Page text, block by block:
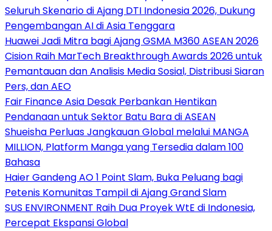
Seluruh Skenario di Ajang DTI Indonesia 2026, Dukung
Pengembangan AI di Asia Tenggara
Huawei Jadi Mitra bagi Ajang GSMA M360 ASEAN 2026
Cision Raih MarTech Breakthrough Awards 2026 untuk
Pemantauan dan Analisis Media Sosial, Distribusi Siaran
Pers, dan AEO
Fair Finance Asia Desak Perbankan Hentikan
Pendanaan untuk Sektor Batu Bara di ASEAN
Shueisha Perluas Jangkauan Global melalui MANGA
MILLION, Platform Manga yang Tersedia dalam 100
Bahasa
Haier Gandeng AO 1 Point Slam, Buka Peluang bagi
Petenis Komunitas Tampil di Ajang Grand Slam
SUS ENVIRONMENT Raih Dua Proyek WtE di Indonesia,
Percepat Ekspansi Global